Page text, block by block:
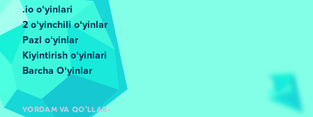
.io oʻyinlari
2 oʻyinchili oʻyinlar
Pazl oʻyinlar
Kiyintirish oʻyinlari
Barcha Oʻyinlar
YORDAM VA QO'LLAB-